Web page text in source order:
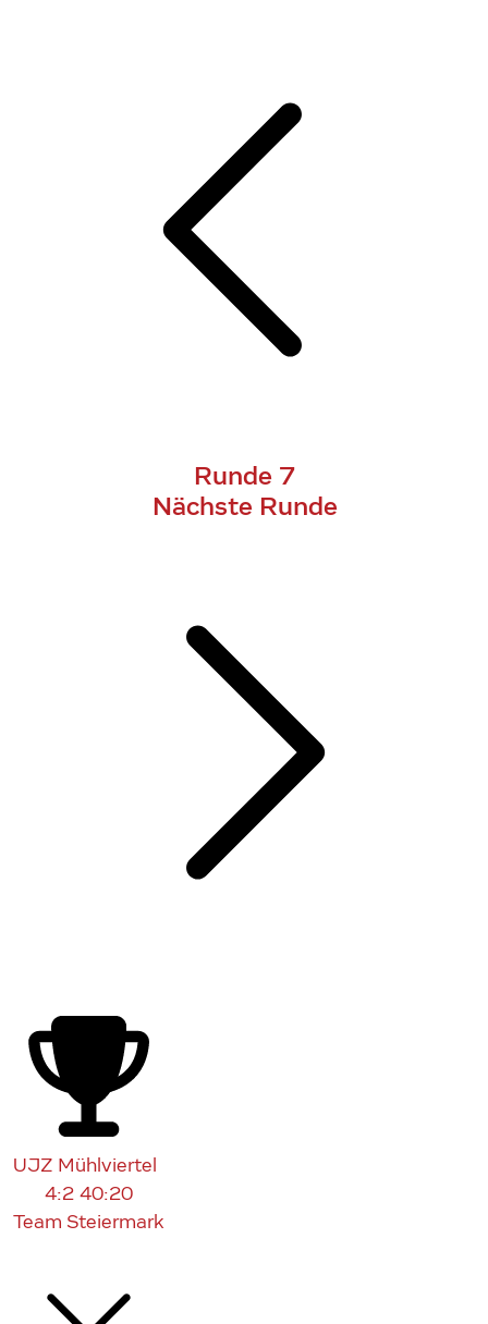
Runde 7
Nächste Runde
UJZ Mühlviertel
4:2 40:20
Team Steiermark